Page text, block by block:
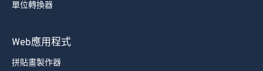
單位轉換器
Web應用程式
拼貼畫製作器